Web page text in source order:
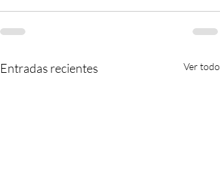
Entradas recientes Ver todo